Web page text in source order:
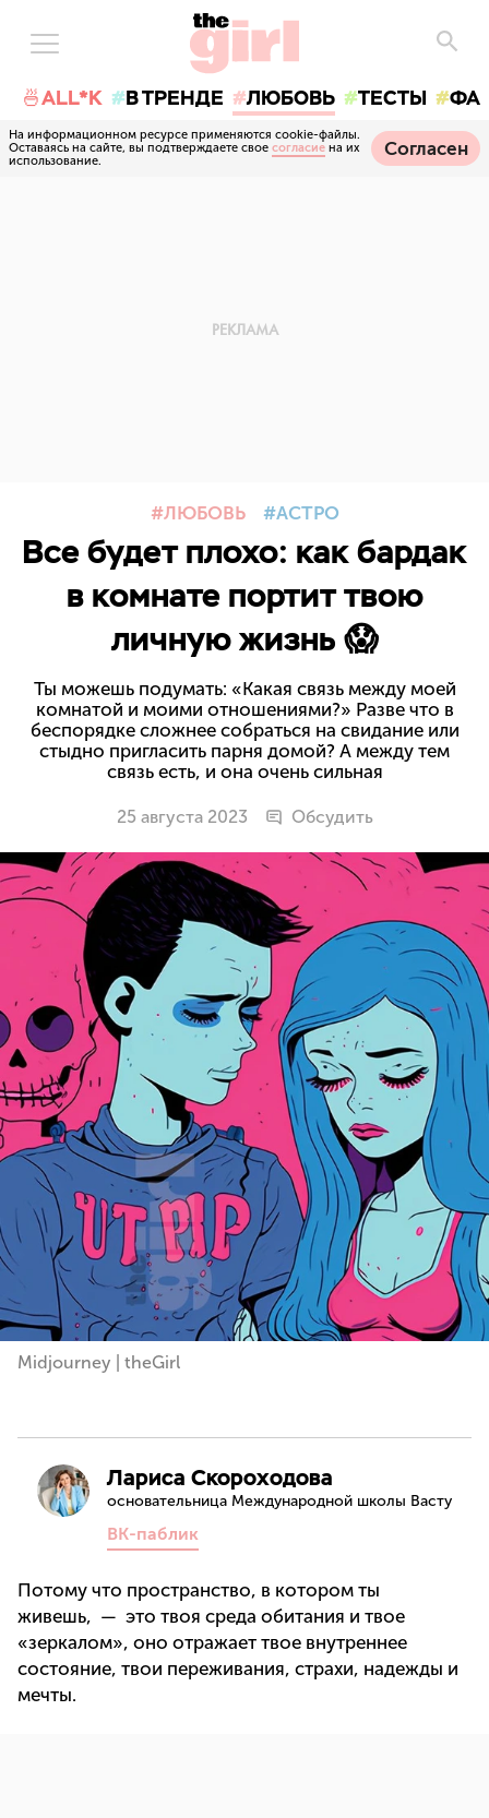
🍜ALL*K В ТРЕНДЕ ЛЮБОВЬ ТЕСТЫ
На информационном ресурсе применяются cookie-файлы.
Оставаясь на сайте, вы подтверждаете свое согласие на их
использование.
Согласен
ЛЮБОВЬ АСТРО
Все будет плохо: как бардак
в комнате портит твою
личную жизнь 😱
Ты можешь подумать: «Какая связь между моей
комнатой и моими отношениями?» Разве что в
беспорядке сложнее собраться на свидание или
стыдно пригласить парня домой? А между тем
связь есть, и она очень сильная
25 августа 2023 Обсудить
Midjourney | theGirl
Лариса Скороходова
основательница Международной школы Васту
ВК-паблик
Потому что пространство, в котором ты
живешь, — это твоя среда обитания и твое
«зеркалом», оно отражает твое внутреннее
состояние, твои переживания, страхи, надежды и
мечты.